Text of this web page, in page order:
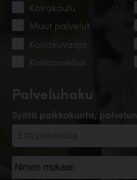
Palveluhaku
Syötä paikkakunta,
Koirakoulu
Muut palvelut
Koirakuvaaja
Koirasovellus